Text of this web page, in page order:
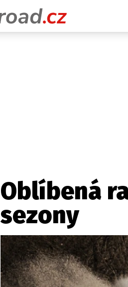
Etický kodex
Provozovatelem
Oblíbená
sezony